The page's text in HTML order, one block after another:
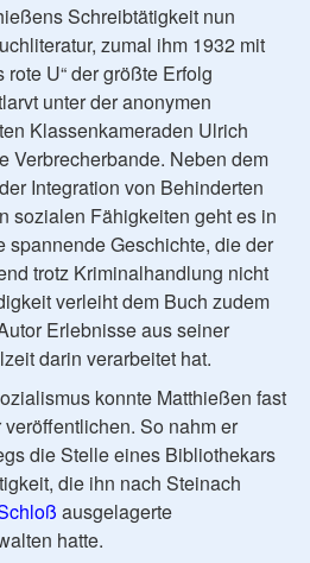
Schreibtätigkeit nun
zumal ihm 1932 mit
U“ der größte Erfolg
unter der anonymen
Klassenkameraden Ulrich
Verbrecherbande. Neben dem
Integration von Behinderten
sozialen Fähigkeiten geht es in
spannende Geschichte, die der
trotz Kriminalhandlung nicht
verleiht dem Buch zudem
Erlebnisse aus seiner
darin verarbeitet hat.
konnte Matthießen fast
So nahm er
die Stelle eines Bibliothekars
die ihn nach Steinach
ausgelagerte
hatte.